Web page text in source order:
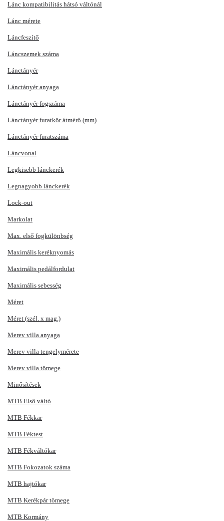
Lánc kompatibilitás hátsó váltónál
Lánc mérete
Láncfeszítő
Láncszemek száma
Lánctányér
Lánctányér anyaga
Lánctányér fogszáma
Lánctányér furatkör átmérő (mm)
Lánctányér furatszáma
Láncvonal
Legkisebb lánckerék
Legnagyobb lánckerék
Lock-out
Markolat
Max. első fogkülönbség
Maximális keréknyomás
Maximális pedálfordulat
Maximális sebesség
Méret
Méret (szél. x mag.)
Merev villa anyaga
Merev villa tengelymérete
Merev villa tömege
Minősítések
MTB Első váltó
MTB Fékkar
MTB Féktest
MTB Fékváltókar
MTB Fokozatok száma
MTB hajtókar
MTB Kerékpár tömege
MTB Kormány